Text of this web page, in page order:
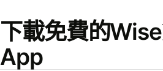
下載免費的
App